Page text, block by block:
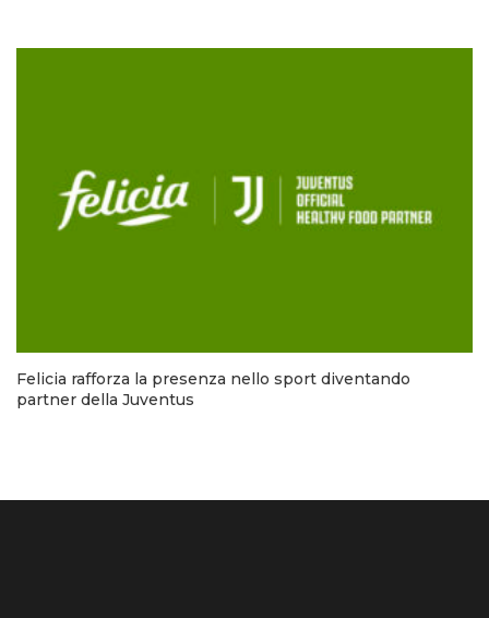
Felicia rafforza la presenza nello sport diventando
partner della Juventus